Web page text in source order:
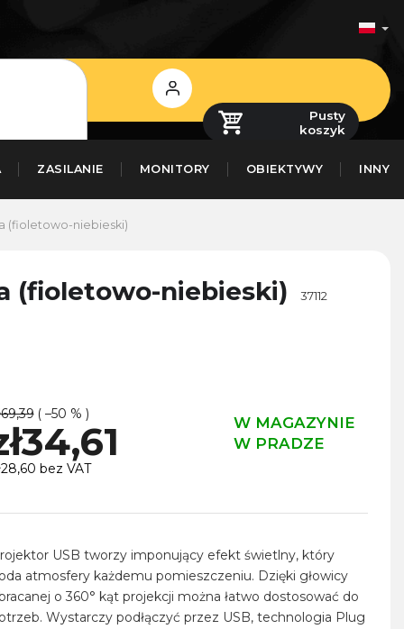
Zaloguj
się
Pusty
koszyk
ZASILANIE MONITORY OBIEKTYWY INNY
(fioletowo-niebieski)
(fioletowo-niebieski) 37112
( –50 % )
W MAGAZYNIE
W PRADZE
bez VAT
USB tworzy imponujący efekt świetlny, który
atmosfery każdemu pomieszczeniu. Dzięki głowicy
o 360° kąt projekcji można łatwo dostosować do
Wystarczy podłączyć przez USB, technologia Plug